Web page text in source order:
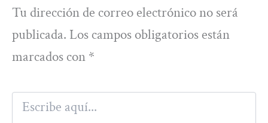
Tu dirección de correo electrónico no será
publicada. Los campos obligatorios están
marcados con *
Escribe
aquí...